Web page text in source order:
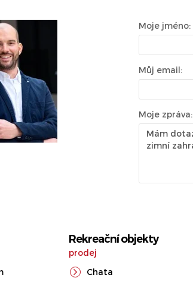
Moje jméno:
Můj email:
Moje zpráva:
Rekreační objekty
prodej
Chata